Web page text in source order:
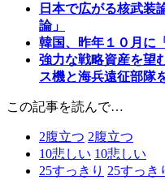
日本で広がる核武
論」
韓国、昨年１０月に
強力な戦略資産を望
ス機と海兵遠征部隊
この記事を読んで…
2腹立つ 2腹立つ
10悲しい 10悲しい
25すっきり 25すっき